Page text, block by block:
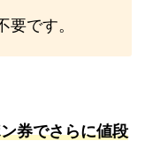
です。
券でさらに値段